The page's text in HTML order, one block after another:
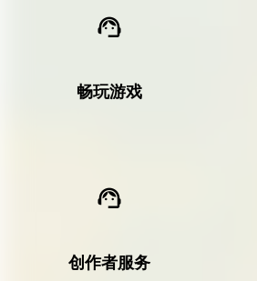
畅玩游戏
创作者服务